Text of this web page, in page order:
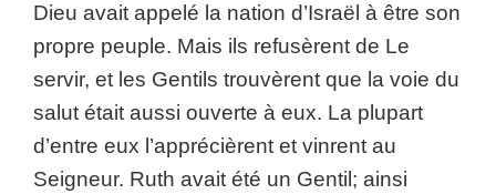
Dieu avait appelé la nation d’Israël à être son
propre peuple. Mais ils refusèrent de Le
servir, et les Gentils trouvèrent que la voie du
salut était aussi ouverte à eux. La plupart
d’entre eux l’apprécièrent et vinrent au
Seigneur. Ruth avait été un Gentil; ainsi